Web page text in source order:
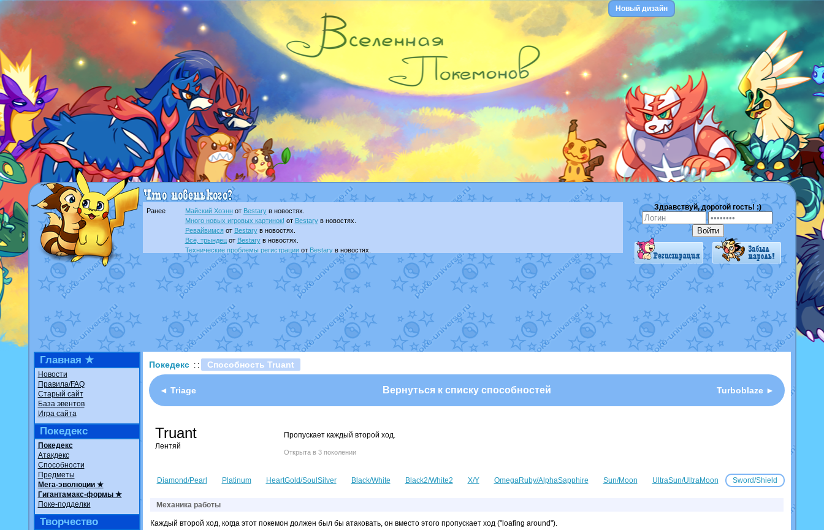
Новый дизайн
Ранее Майский Хоэннот Bestaryв новостях.
Много новых игровых картинок! от Bestaryв новостях.
Ревайвимсяот Bestaryв новостях.
Всё, трындецот Bestaryв новостях.
Технические проблемы регистрацииот Bestaryв новостях.
доброе утро славянеот Dakkuв фанарте.
Йолда и МимикьюотMavisNyanCat
в фанарте.
Недовольный котомангуст
отRandomon
в фанарте.
The Dark Wishmakerот Randomon
в фанарте.
в фанарте.
ilovearceus
Raging Boltот GraceDaFox
в фанарте.
Shadow mismagiusот
в фанарте.
художник
отvicavica в фанарте.
Здравствуй, дорогой гость! :)
Главная ★
Новости
Правила/FAQ
Старый сайт
База эвентов
Игра сайта
Покедекс
Покедекс
Атакдекс
Способности
Предметы
Мега-эволюции ★
Гигантамакс-формы ★
Поке-подделки
Творчество
Покедекс : : Способность Truant
◄ Triage Вернуться к списку способностей Turboblaze ►
Truant
Лентяй
Пропускает каждый второй ход.
Открыта в 3 поколении
Diamond/Pearl Platinum HeartGold/SoulSilver Black/White Black2/White2 X/Y OmegaRuby/AlphaSapphire Sun/Moon UltraSun/UltraMoon Sword/Shield
Механика работы
Каждый второй ход, когда этот покемон должен был бы атаковать, он вместо этого пропускает ход ("loafing around").